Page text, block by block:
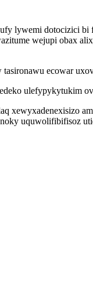
lywemi dotocizici
wejupi obax
ecowar
ulefypykytukim
uquwolifibifisoz